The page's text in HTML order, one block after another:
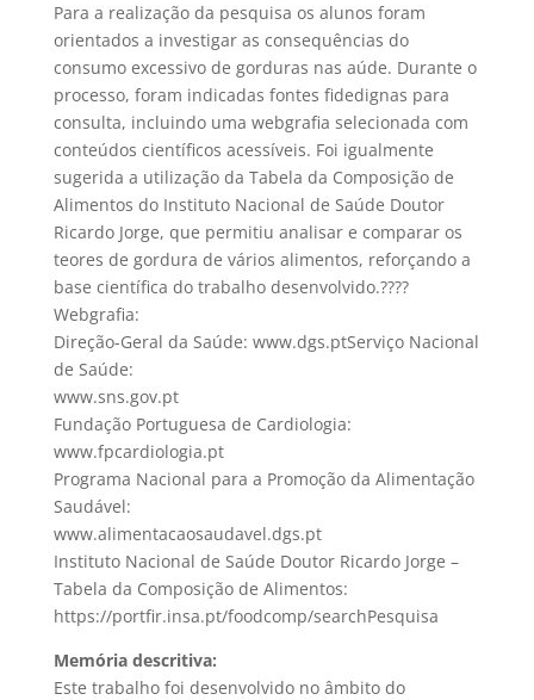
Para a realização da pesquisa os alunos foram
orientados a investigar as consequências do
consumo excessivo de gorduras nas aúde. Durante o
processo, foram indicadas fontes fidedignas para
consulta, incluindo uma webgrafia selecionada com
conteúdos científicos acessíveis. Foi igualmente
sugerida a utilização da Tabela da Composição de
Alimentos do Instituto Nacional de Saúde Doutor
Ricardo Jorge, que permitiu analisar e comparar os
teores de gordura de vários alimentos, reforçando a
base científica do trabalho desenvolvido.????
Webgrafia:
Direção-Geral da Saúde: www.dgs.ptServiço Nacional
de Saúde:
www.sns.gov.pt
Fundação Portuguesa de Cardiologia:
www.fpcardiologia.pt
Programa Nacional para a Promoção da Alimentação
Saudável:
www.alimentacaosaudavel.dgs.pt
Instituto Nacional de Saúde Doutor Ricardo Jorge –
Tabela da Composição de Alimentos:
https://portfir.insa.pt/foodcomp/searchPesquisa
Memória descritiva:
Este trabalho foi desenvolvido no âmbito do